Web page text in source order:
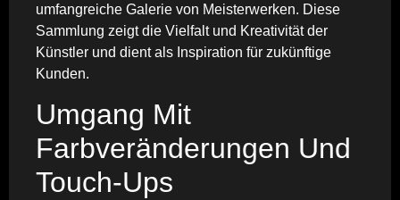
umfangreiche Galerie von Meisterwerken. Diese
Sammlung zeigt die Vielfalt und Kreativität der
Künstler und dient als Inspiration für zukünftige
Kunden.
Umgang Mit
Farbveränderungen Und
Touch-Ups